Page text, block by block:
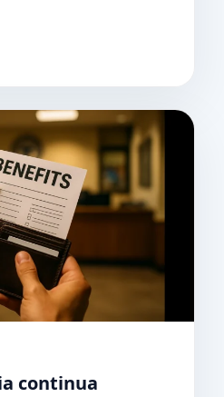
continua